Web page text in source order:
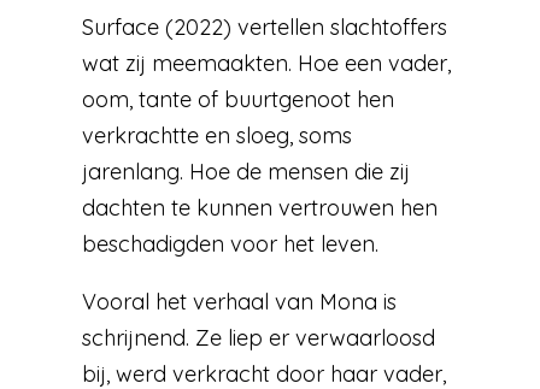
Surface (2022) vertellen slachtoffers
wat zij meemaakten. Hoe een vader,
oom, tante of buurtgenoot hen
verkrachtte en sloeg, soms
jarenlang. Hoe de mensen die zij
dachten te kunnen vertrouwen hen
beschadigden voor het leven.
Vooral het verhaal van Mona is
schrijnend. Ze liep er verwaarloosd
bij, werd verkracht door haar vader,